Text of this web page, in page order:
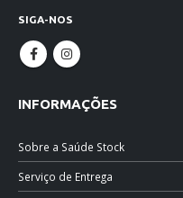
SIGA-NOS
INFORMAÇÕES
Sobre a Saúde Stock
Serviço de Entrega